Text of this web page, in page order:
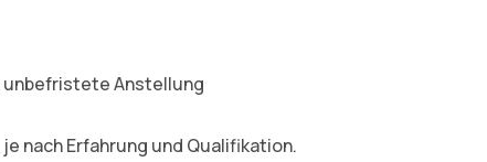
Anstellung
nach Erfahrung und Qualifikation.